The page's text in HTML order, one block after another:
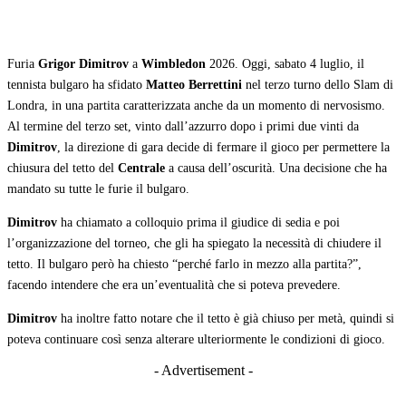
Furia Grigor Dimitrov a Wimbledon 2026. Oggi, sabato 4 luglio, il
tennista bulgaro ha sfidato Matteo Berrettini nel terzo turno dello Slam di
Londra, in una partita caratterizzata anche da un momento di nervosismo.
Al termine del terzo set, vinto dall’azzurro dopo i primi due vinti da
Dimitrov, la direzione di gara decide di fermare il gioco per permettere la
chiusura del tetto del Centrale a causa dell’oscurità. Una decisione che ha
mandato su tutte le furie il bulgaro.
Dimitrov ha chiamato a colloquio prima il giudice di sedia e poi
l’organizzazione del torneo, che gli ha spiegato la necessità di chiudere il
tetto. Il bulgaro però ha chiesto “perché farlo in mezzo alla partita?”,
facendo intendere che era un’eventualità che si poteva prevedere.
Dimitrov ha inoltre fatto notare che il tetto è già chiuso per metà, quindi si
poteva continuare così senza alterare ulteriormente le condizioni di gioco.
- Advertisement -